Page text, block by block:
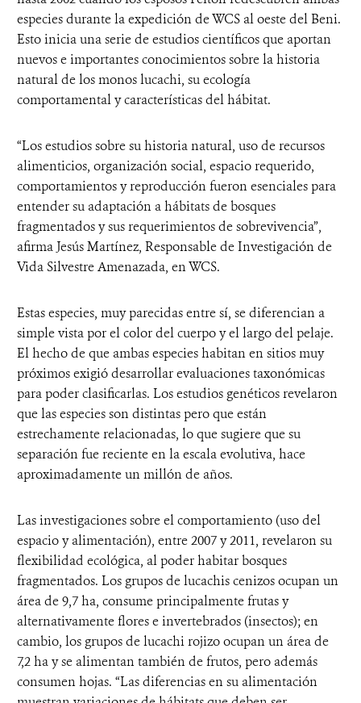
especies durante la expedición de WCS al oeste del Beni.
Esto inicia una serie de estudios científicos que aportan
nuevos e importantes conocimientos sobre la historia
natural de los monos lucachi, su ecología
comportamental y características del hábitat.
“Los estudios sobre su historia natural, uso de recursos
alimenticios, organización social, espacio requerido,
comportamientos y reproducción fueron esenciales para
entender su adaptación a hábitats de bosques
fragmentados y sus requerimientos de sobrevivencia”,
afirma Jesús Martínez, Responsable de Investigación de
Vida Silvestre Amenazada, en WCS.
Estas especies, muy parecidas entre sí, se diferencian a
simple vista por el color del cuerpo y el largo del pelaje.
El hecho de que ambas especies habitan en sitios muy
próximos exigió desarrollar evaluaciones taxonómicas
para poder clasificarlas. Los estudios genéticos revelaron
que las especies son distintas pero que están
estrechamente relacionadas, lo que sugiere que su
separación fue reciente en la escala evolutiva, hace
aproximadamente un millón de años.
Las investigaciones sobre el comportamiento (uso del
espacio y alimentación), entre 2007 y 2011, revelaron su
flexibilidad ecológica, al poder habitar bosques
fragmentados. Los grupos de lucachis cenizos ocupan un
área de 9,7 ha, consume principalmente frutas y
alternativamente flores e invertebrados (insectos); en
cambio, los grupos de lucachi rojizo ocupan un área de
7,2 ha y se alimentan también de frutos, pero además
consumen hojas. “Las diferencias en su alimentación